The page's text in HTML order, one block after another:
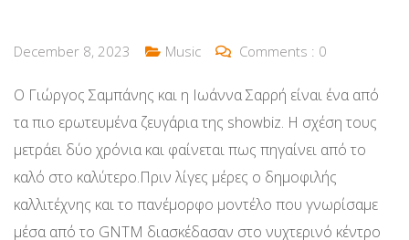
December 8, 2023 Music Comments : 0
Ο Γιώργος Σαμπάνης και η Ιωάννα Σαρρή είναι ένα από
τα πιο ερωτευμένα ζευγάρια της showbiz. Η σχέση τους
μετράει δύο χρόνια και φαίνεται πως πηγαίνει από το
καλό στο καλύτερο.Πριν λίγες μέρες ο δημοφιλής
καλλιτέχνης και το πανέμορφο μοντέλο που γνωρίσαμε
μέσα από το GNTM διασκέδασαν στο νυχτερινό κέντρο